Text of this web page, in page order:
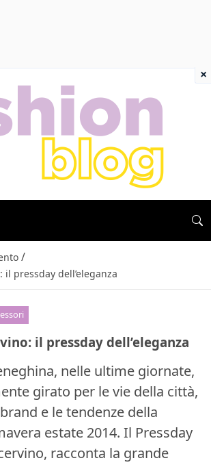
/
il pressday dell’eleganza
il pressday dell’eleganza
nelle ultime giornate,
girato per le vie della città,
e le tendenze della
estate 2014. Il Pressday
racconta la grande
×